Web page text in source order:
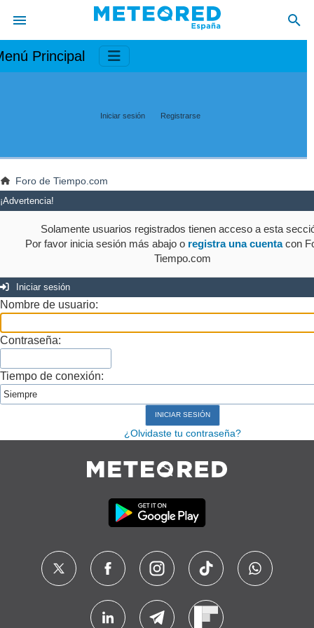
Principal
Iniciar sesión Registrarse
Foro de Tiempo.com
¡Advertencia!
Solamente usuarios registrados tienen acceso a esta
Por favor inicia sesión más abajo o registra una cuentacon
Tiempo.com
Iniciar sesión
Nombre de usuario:
Contraseña:
Tiempo de conexión:
¿Olvidaste tu contraseña?